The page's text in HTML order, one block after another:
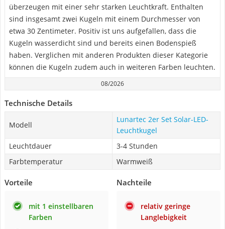
überzeugen mit einer sehr starken Leuchtkraft. Enthalten
sind insgesamt zwei Kugeln mit einem Durchmesser von
etwa 30 Zentimeter. Positiv ist uns aufgefallen, dass die
Kugeln wasserdicht sind und bereits einen Bodenspieß
haben. Verglichen mit anderen Produkten dieser Kategorie
können die Kugeln zudem auch in weiteren Farben leuchten.
08/2026
Technische Details
Modell
Lunartec 2er Set Solar-LED-
Leuchtkugel
Leuchtdauer
3-4 Stunden
Farbtemperatur
Warmweiß
Vorteile
mit 1 einstellbaren
Farben
Nachteile
relativ geringe
Langlebigkeit